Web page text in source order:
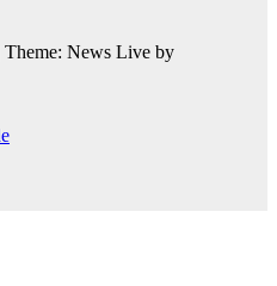
Theme: News Live by